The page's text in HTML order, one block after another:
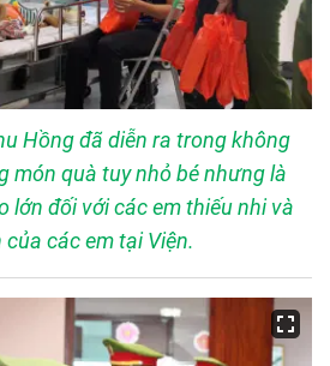
Hồng đã diễn ra trong không
món quà tuy nhỏ bé nhưng là
lớn đối với các em thiếu nhi và
của các em tại Viện.